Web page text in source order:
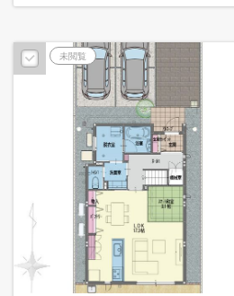
未閲覧